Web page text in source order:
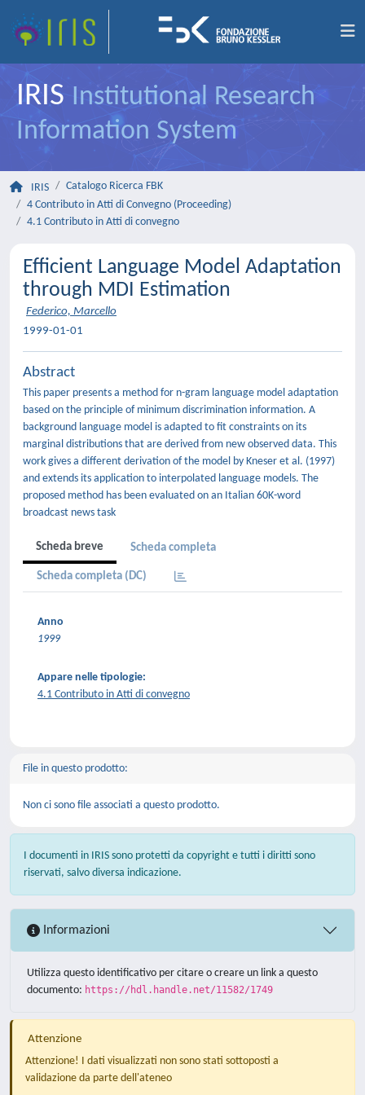
IRIS Institutional Research
Information System
IRIS
Catalogo Ricerca FBK
4 Contributo in Atti di Convegno (Proceeding)
4.1 Contributo in Atti di convegno
Efficient Language Model Adaptation
through MDI Estimation
Federico, Marcello
1999-01-01
Abstract
This paper presents a method for n-gram language model adaptation
based on the principle of minimum discrimination information. A
background language model is adapted to fit constraints on its
marginal distributions that are derived from new observed data. This
work gives a different derivation of the model by Kneser et al. (1997)
and extends its application to interpolated language models. The
proposed method has been evaluated on an Italian 60K-word
broadcast news task
Scheda breve Scheda completa
Scheda completa (DC)
Anno
1999
Appare nelle tipologie:
4.1 Contributo in Atti di convegno
File in questo prodotto:
Non ci sono file associati a questo prodotto.
I documenti in IRIS sono protetti da copyright e tutti i diritti sono
riservati, salvo diversa indicazione.
Informazioni
Utilizza questo identificativo per citare o creare un link a questo
documento: https://hdl.handle.net/11582/1749
Attenzione
Attenzione! I dati visualizzati non sono stati sottoposti a
validazione da parte dell'ateneo